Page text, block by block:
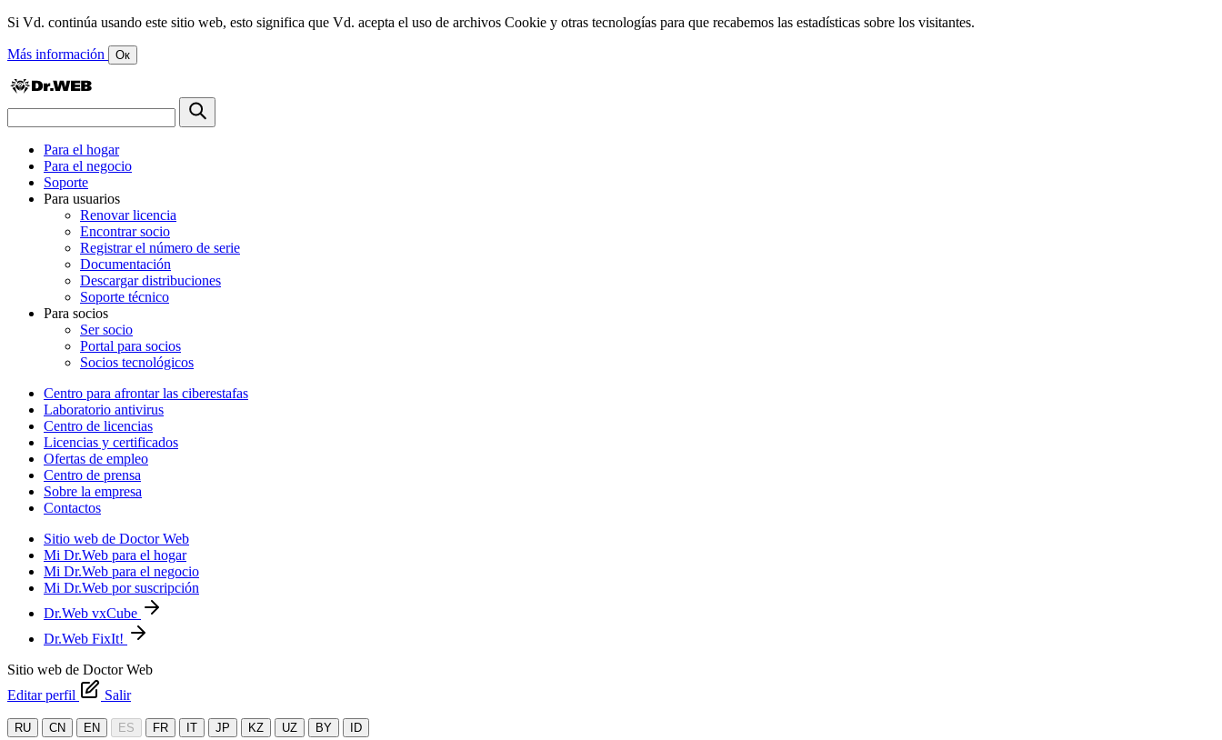
Si Vd. continúa usando este sitio web, esto significa que Vd. acepta el uso de archivos Cookie y otras tecnologías para que recabemos las estadísticas sobre los visitantes.
Más información Ок
Para el hogar
Para el negocio
Soporte
Para usuarios
Renovar licencia
Encontrar socio
Registrar el número de serie
Documentación
Descargar distribuciones
Soporte técnico
Para socios
Ser socio
Portal para socios
Socios tecnológicos
Centro para afrontar las ciberestafas
Laboratorio antivirus
Centro de licencias
Licencias y certificados
Ofertas de empleo
Centro de prensa
Sobre la empresa
Contactos
Sitio web de Doctor Web
Mi Dr.Web para el hogar
Mi Dr.Web para el negocio
Mi Dr.Web por suscripción
Dr.Web vxCube
Dr.Web FixIt!
Sitio web de Doctor Web
Editar perfil
Salir
RU CN EN ES FR IT JP KZ UZ BY ID